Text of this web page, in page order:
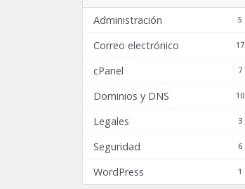
5
Administración
17
Correo electrónico
7
cPanel
10
Dominios y DNS
3
Legales
6
Seguridad
1
WordPress